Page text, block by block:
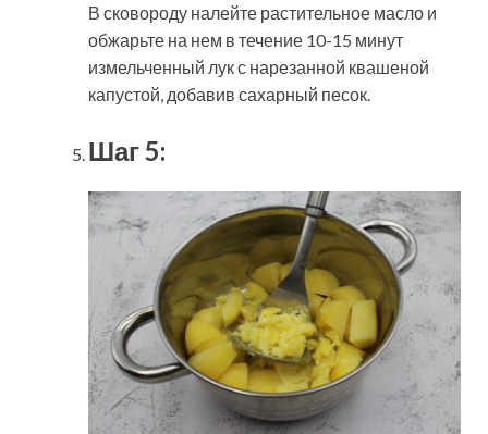
В сковороду налейте растительное масло и
обжарьте на нем в течение 10-15 минут
измельченный лук с нарезанной квашеной
капустой, добавив сахарный песок.
Шаг 5: